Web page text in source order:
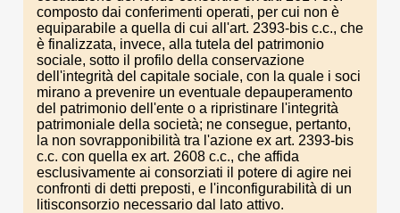
composto dai conferimenti operati, per cui non è
equiparabile a quella di cui all'art. 2393-bis c.c., che
è finalizzata, invece, alla tutela del patrimonio
sociale, sotto il profilo della conservazione
dell'integrità del capitale sociale, con la quale i soci
mirano a prevenire un eventuale depauperamento
del patrimonio dell'ente o a ripristinare l'integrità
patrimoniale della società; ne consegue, pertanto,
la non sovrapponibilità tra l'azione ex art. 2393-bis
c.c. con quella ex art. 2608 c.c., che affida
esclusivamente ai consorziati il potere di agire nei
confronti di detti preposti, e l'inconfigurabilità di un
litisconsorzio necessario dal lato attivo.